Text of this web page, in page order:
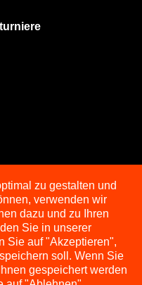
zu gestalten und
verwenden wir
dazu und zu Ihren
Sie in unserer
Sie auf "Akzeptieren",
soll. Wenn Sie
gespeichert werden